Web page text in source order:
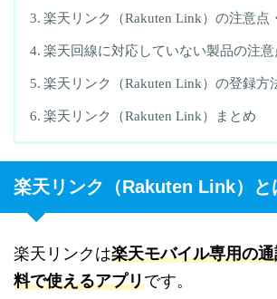
楽天リンク（Rakuten Link）の注意点
楽天回線に対応していない製品の注意
楽天リンク（Rakuten Link）の登録方
楽天リンク（Rakuten Link）まとめ
楽天リンク（Rakuten Link）と
楽天リンクは楽天モバイル専用の
料で使えるアプリです。